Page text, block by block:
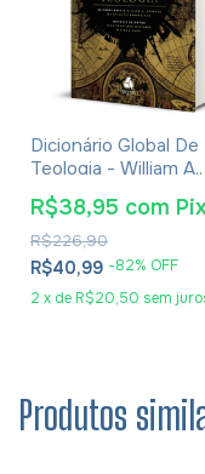
Dicionário Global De
Teologia - William A.
Dyrness
R$40,99 -82% OFF
2 x de R$20,50 sem
R$226,90
R$38,95 com
Produtos